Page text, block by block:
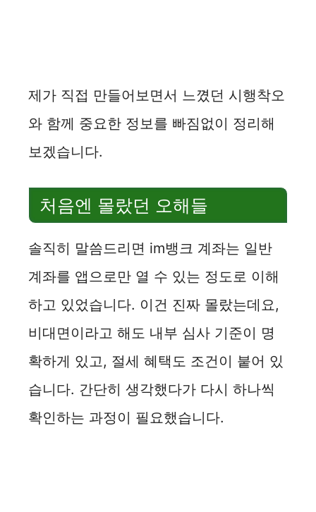
제가 직접 만들어보면서 느꼈던 시행착오
와 함께 중요한 정보를 빠짐없이 정리해
보겠습니다.
처음엔 몰랐던 오해들
솔직히 말씀드리면 im뱅크 계좌는 일반
계좌를 앱으로만 열 수 있는 정도로 이해
하고 있었습니다. 이건 진짜 몰랐는데요,
비대면이라고 해도 내부 심사 기준이 명
확하게 있고, 절세 혜택도 조건이 붙어 있
습니다. 간단히 생각했다가 다시 하나씩
확인하는 과정이 필요했습니다.